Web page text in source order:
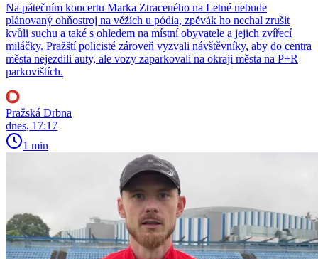
Na pátečním koncertu Marka Ztraceného na Letné nebude
plánovaný ohňostroj na věžích u pódia, zpěvák ho nechal zrušit
kvůli suchu a také s ohledem na místní obyvatele a jejich zvířecí
miláčky. Pražští policisté zároveň vyzvali návštěvníky, aby do centra
města nejezdili auty, ale vozy zaparkovali na okraji města na P+R
parkovištích.
Pražská Drbna
dnes, 17:17
1 min